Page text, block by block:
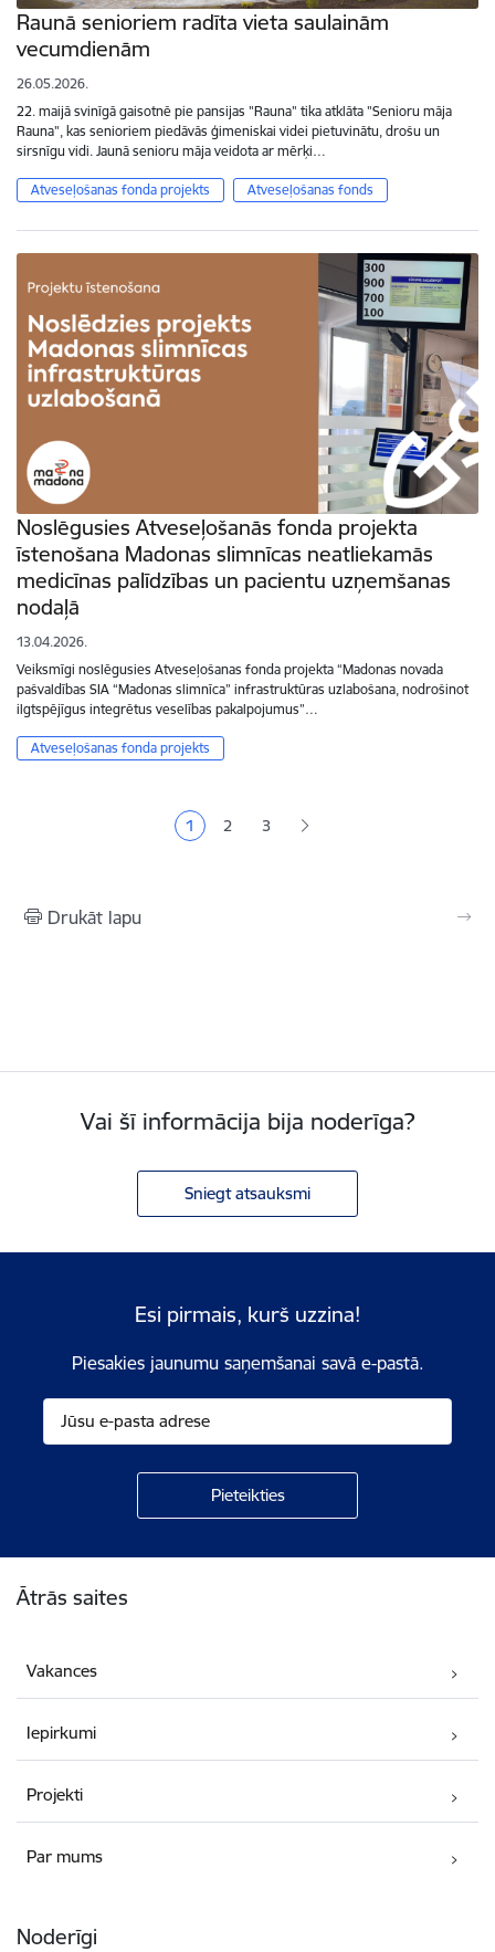
Raunā senioriem radīta vieta saulainām
vecumdienām
26.05.2026.
22. maijā svinīgā gaisotnē pie pansijas "Rauna" tika atklāta "Senioru māja
Rauna", kas senioriem piedāvās ģimeniskai videi pietuvinātu, drošu un
sirsnīgu vidi. Jaunā senioru māja veidota ar mērķi…
Atveseļošanas fonda projekts Atveseļošanas fonds
Noslēgusies Atveseļošanās fonda projekta
īstenošana Madonas slimnīcas neatliekamās
medicīnas palīdzības un pacientu uzņemšanas
nodaļā
13.04.2026.
Veiksmīgi noslēgusies Atveseļošanas fonda projekta “Madonas novada
pašvaldības SIA “Madonas slimnīca” infrastruktūras uzlabošana, nodrošinot
ilgtspējīgus integrētus veselības pakalpojumus”…
Atveseļošanas fonda projekts
Pašreizējā lapa
1 Lapa
2 Lapa
3
Drukāt lapu
Vai šī informācija bija noderīga?
Sniegt atsauksmi
Esi pirmais, kurš uzzina!
Piesakies jaunumu saņemšanai savā e-pastā.
Ātrās saites
Vakances
Iepirkumi
Projekti
Par mums
Noderīgi